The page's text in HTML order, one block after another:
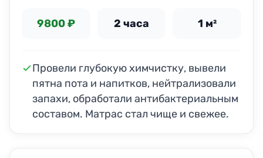
9800 ₽ 2 часа 1 м²
Провели глубокую химчистку, вывели
пятна пота и напитков, нейтрализовали
запахи, обработали антибактериальным
составом. Матрас стал чище и свежее.